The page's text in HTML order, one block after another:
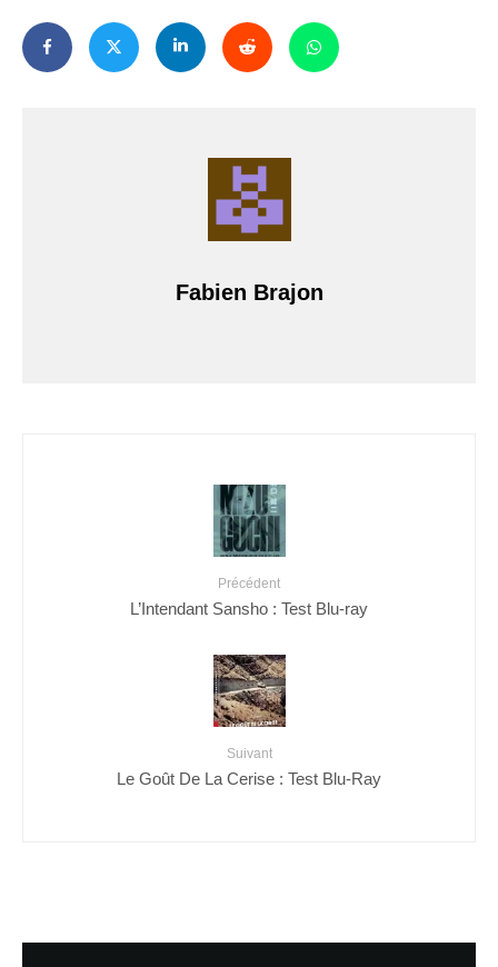
Fabien Brajon
Précédent
L’Intendant Sansho : Test Blu-ray
Suivant
Le Goût De La Cerise : Test Blu-Ray